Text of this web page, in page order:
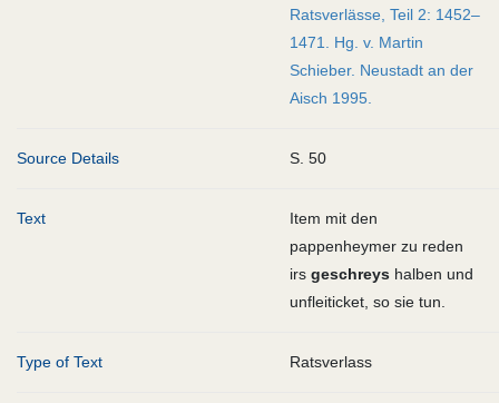
Ratsverlässe, Teil 2: 1452–
1471. Hg. v. Martin
Schieber. Neustadt an der
Aisch 1995.
Source Details S. 50
Text
Item mit den
pappenheymer zu reden
irs geschreys halben und
unfleiticket, so sie tun.
Type of Text Ratsverlass